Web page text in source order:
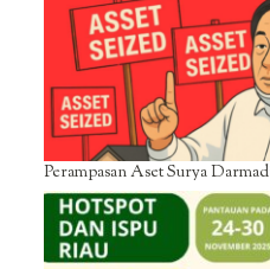
Perampasan Aset Surya